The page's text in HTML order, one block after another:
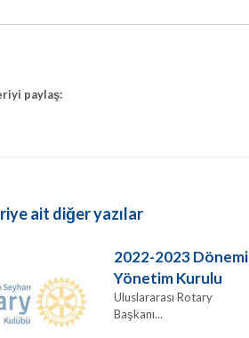
paylaş:
ait diğer yazılar
2022-2023 Dönemi
Yönetim Kurulu
Uluslararası Rotary
Başkanı...